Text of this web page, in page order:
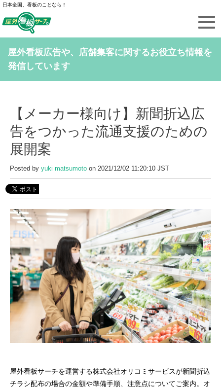
日本全国、看板のことなら！
屋外看板広告や、店舗集客に関するお役立ち情報を
発信しています
【メーカー様向け】新聞折込広
告をつかった流通支援のための
展開案
Posted by yuki matsumoto on 2021/12/02 11:20:10 JST
屋外看板サーチを運営する株式会社オリコミサービスが新聞折込
チラシ配布の場合の金額や準備手順、注意点についてご案内。オ